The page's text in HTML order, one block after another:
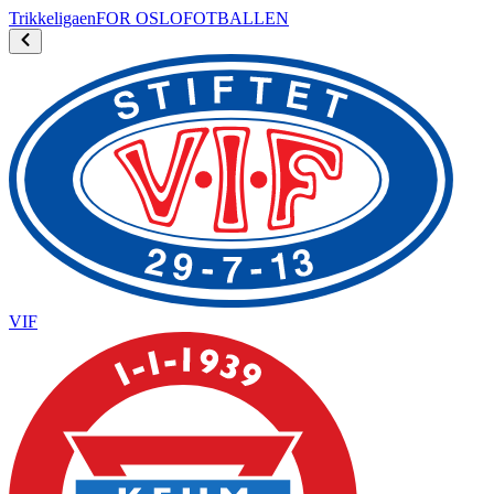
TrikkeligaenFOR OSLOFOTBALLEN
VIF